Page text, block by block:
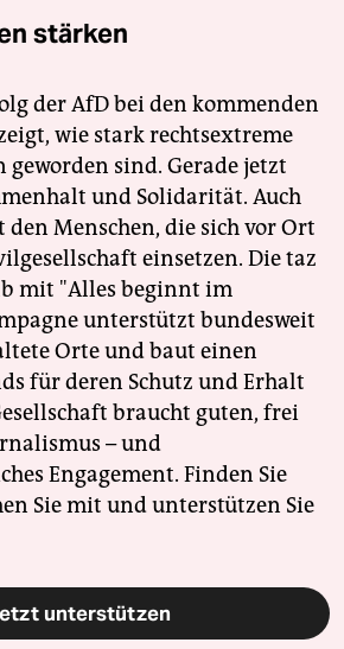
stärken
der AfD bei den kommenden
wie stark rechtsextreme
sind. Gerade jetzt
und Solidarität. Auch
Menschen, die sich vor Ort
einsetzen. Die taz
mit "Alles beginnt im
unterstützt bundesweit
Orte und baut einen
für deren Schutz und Erhalt
braucht guten, frei
– und
Engagement. Finden Sie
Sie mit und unterstützen Sie
unterstützen